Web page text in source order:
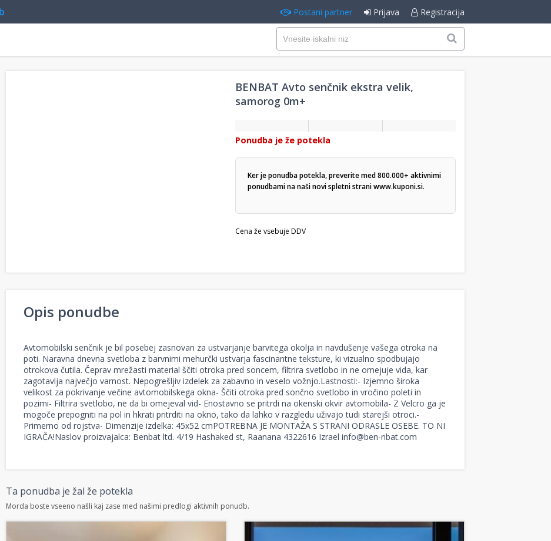
Postani partner Prijava Registracija
BENBAT Avto senčnik ekstra velik,
samorog 0m+
Ponudba je že potekla
Ker je ponudba potekla, preverite med 800.000+ aktivnimi
ponudbami na naši novi spletni straniwww.kuponi.si.
Cena že vsebuje DDV
Opis ponudbe
Avtomobilski senčnik je bil posebej zasnovan za ustvarjanje barvitega okolja in navdušenje vašega otroka na
poti. Naravna dnevna svetloba z barvnimi mehurčki ustvarja fascinantne teksture, ki vizualno spodbujajo
otrokova čutila. Čeprav mrežasti material ščiti otroka pred soncem, filtrira svetlobo in ne omejuje vida, kar
zagotavlja največjo varnost. Nepogrešljiv izdelek za zabavno in veselo vožnjo.Lastnosti:- Izjemno široka
velikost za pokrivanje večine avtomobilskega okna- Ščiti otroka pred sončno svetlobo in vročino poleti in
pozimi- Filtrira svetlobo, ne da bi omejeval vid- Enostavno se pritrdi na okenski okvir avtomobila- Z Velcro ga je
mogoče prepogniti na pol in hkrati pritrditi na okno, tako da lahko v razgledu uživajo tudi starejši otroci.-
Primerno od rojstva- Dimenzije izdelka: 45x52 cmPOTREBNA JE MONTAŽA S STRANI ODRASLE OSEBE. TO NI
IGRAČA!Naslov proizvajalca: Benbat ltd. 4/19 Hashaked st, Raanana 4322616 Izrael info@ben-nbat.com
Ta ponudba je žal že potekla
Morda boste vseeno našli kaj zase med našimi predlogi aktivnih ponudb.